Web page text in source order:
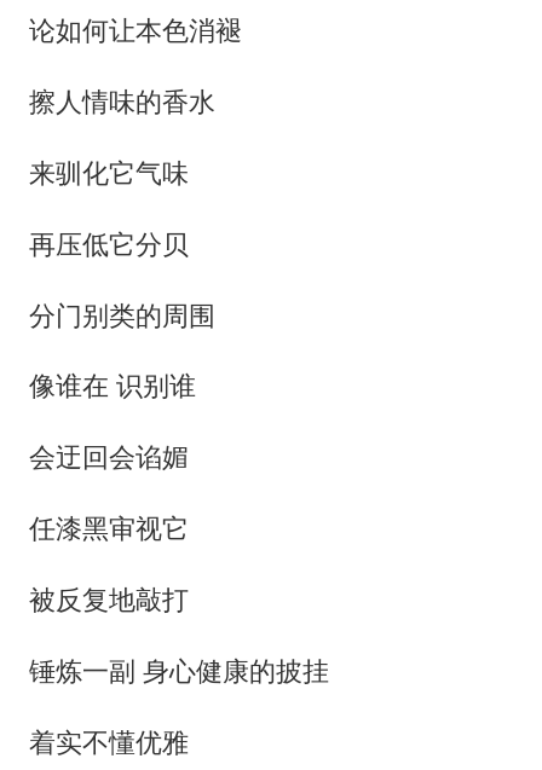
论如何让本色消褪
擦人情味的香水
来驯化它气味
再压低它分贝
分门别类的周围
像谁在 识别谁
会迂回会谄媚
任漆黑审视它
被反复地敲打
锤炼一副 身心健康的披挂
着实不懂优雅